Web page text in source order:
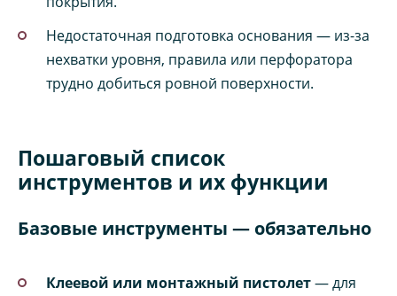
Недостаточная подготовка основания — из-за
нехватки уровня, правила или перфоратора
трудно добиться ровной поверхности.
Пошаговый список
инструментов и их функции
Базовые инструменты — обязательно
Клеевой или монтажный пистолет— для